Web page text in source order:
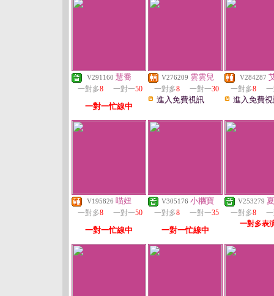
V291160 慧喬
一對多8 一對一50
一對一忙線中
V276209 雲雲兒
一對多8 一對一30
進入免費視訊
V284287
一對多8
進入免費
V195826 喵妞
一對多8 一對一50
一對一忙線中
V305176 小糰寶
一對多8 一對一35
一對一忙線中
V253279
一對多8
一對多表